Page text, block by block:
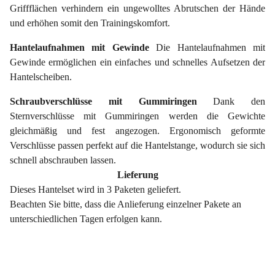
Griffflächen verhindern ein ungewolltes Abrutschen der Hände
und erhöhen somit den Trainingskomfort.
Hantelaufnahmen mit GewindeDie Hantelaufnahmen mit
Gewinde ermöglichen ein einfaches und schnelles Aufsetzen der
Hantelscheiben.
Schraubverschlüsse mit GummiringenDank den
Sternverschlüsse mit Gummiringen werden die Gewichte
gleichmäßig und fest angezogen. Ergonomisch geformte
Verschlüsse passen perfekt auf die Hantelstange, wodurch sie sich
schnell abschrauben lassen.
Lieferung
Dieses Hantelset wird in 3 Paketen geliefert.
Beachten Sie bitte, dass die Anlieferung einzelner Pakete an
unterschiedlichen Tagen erfolgen kann.